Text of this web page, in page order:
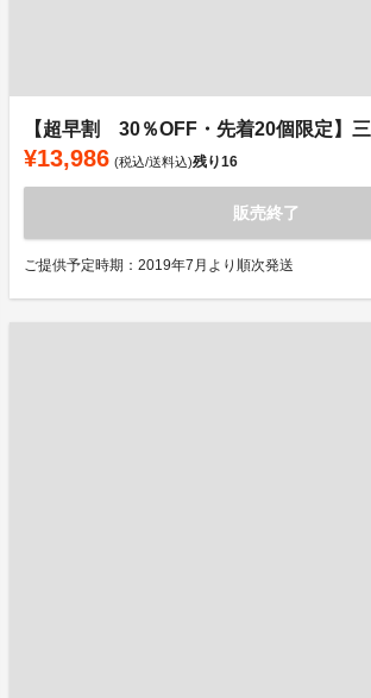
【超早割 30％OFF・先着20個限定】
¥13,986 (税込/送料込)残り16
販売終了
ご提供予定時期：2019年7月より順次発送